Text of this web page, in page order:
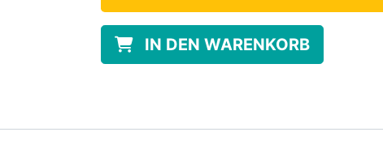
IN DEN WARENKORB